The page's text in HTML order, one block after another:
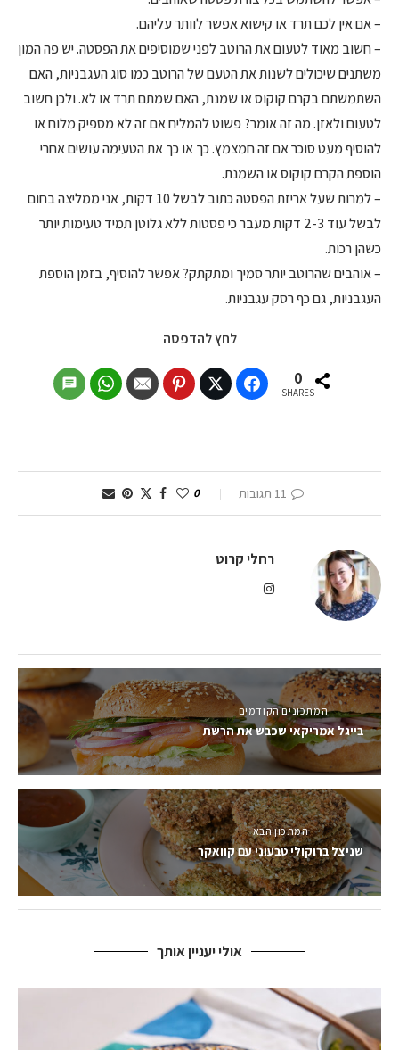
– אם אין לכם תרד או קישוא אפשר לוותר עליהם.
– חשוב מאוד לטעום את הרוטב לפני שמוסיפים את הפסטה. יש פה המון
משתנים שיכולים לשנות את הטעם של הרוטב כמו סוג העגבניות, האם
השתמשתם בקרם קוקוס או שמנת, האם שמתם תרד או לא. ולכן חשוב
לטעום ולאזן. מה זה אומר? פשוט להמליח אם זה לא מספיק מלוח או
להוסיף מעט סוכר אם זה חמצמץ. כך או כך את הטעימה עושים אחרי
הוספת הקרם קוקוס או השמנת.
– למרות שעל אריזת הפסטה כתוב לבשל 10 דקות, אני ממליצה בחום
לבשל עוד 2-3 דקות מעבר כי פסטות ללא גלוטן תמיד טעימות יותר
כשהן רכות.
– אוהבים שהרוטב יותר סמיך ומתקתק? אפשר להוסיף, בזמן הוספת
העגבניות, גם כף רסק עגבניות.
לחץ להדפסה
0
SHARES
11 תגובות 0
רחלי קרוט
המתכונים הקודמים
בייגל אמריקאי שכבש את הרשת
המתכון הבא
שניצל ברוקולי טבעוני עם קוואקר
אולי יעניין אותך